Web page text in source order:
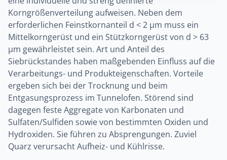
Korngrößenverteilung aufweisen. Neben dem
erforderlichen Feinstkornanteil d < 2 µm muss ein
Mittelkorngerüst und ein Stützkorngerüst von d > 63
µm gewährleistet sein. Art und Anteil des
Siebrückstandes haben maßgebenden Einfluss auf die
Verarbeitungs- und Produkteigenschaften. Vorteile
ergeben sich bei der Trocknung und beim
Entgasungsprozess im Tunnelofen. Störend sind
dagegen feste Aggregate von Karbonaten und
Sulfaten/Sulfiden sowie von bestimmten Oxiden und
Hydroxiden. Sie führen zu Absprengungen. Zuviel
Quarz verursacht Aufheiz- und Kühlrisse.